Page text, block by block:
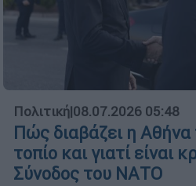
Πολιτική|08.07.2026 05:48
Πώς διαβάζει η Αθήνα
τοπίο και γιατί είναι
Σύνοδος του ΝΑΤΟ